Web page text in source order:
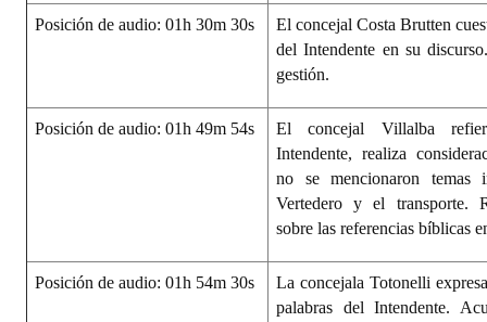
Posición de audio: 01h 30m 30s
El concejal Costa Brutten
del Intendente en su
gestión.
Posición de audio: 01h 49m 54s
El concejal Villalba
Intendente, realiza
no se mencionaron temas
Vertedero y el transporte.
sobre las referencias bíblicas
Posición de audio: 01h 54m 30s
La concejala Totonelli
palabras del Intendente.